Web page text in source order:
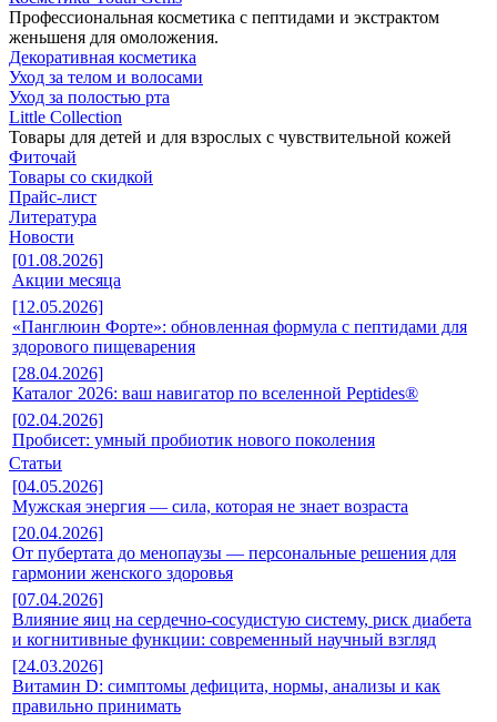
Профессиональная косметика с пептидами и экстрактом
женьшеня для омоложения.
Декоративная косметика
Уход за телом и волосами
Уход за полостью рта
Little Collection
Товары для детей и для взрослых с чувствительной кожей
Фиточай
Товары со скидкой
Прайс-лист
Литература
Новости
[01.08.2026]
Акции месяца
[12.05.2026]
«Панглюин Форте»: обновленная формула с пептидами для
здорового пищеварения
[28.04.2026]
Каталог 2026: ваш навигатор по вселенной Peptides®
[02.04.2026]
Пробисет: умный пробиотик нового поколения
Статьи
[04.05.2026]
Мужская энергия — сила, которая не знает возраста
[20.04.2026]
От пубертата до менопаузы — персональные решения для
гармонии женского здоровья
[07.04.2026]
Влияние яиц на сердечно-сосудистую систему, риск диабета
и когнитивные функции: современный научный взгляд
[24.03.2026]
Витамин D: симптомы дефицита, нормы, анализы и как
правильно принимать